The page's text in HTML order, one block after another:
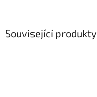
Související produkty